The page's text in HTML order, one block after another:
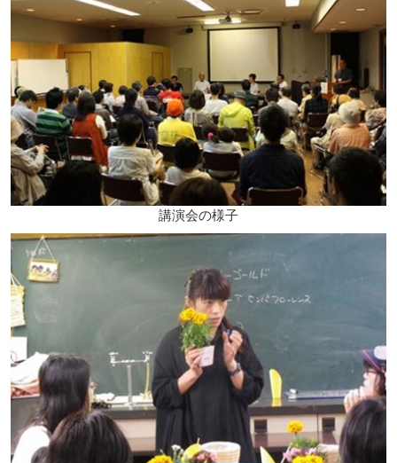
講演会の様子